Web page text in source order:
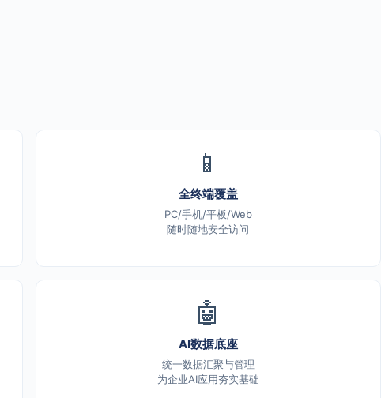
📱
全终端覆盖
PC/手机/平板/Web
随时随地安全访问
🤖
AI数据底座
统一数据汇聚与管理
为企业AI应用夯实基础